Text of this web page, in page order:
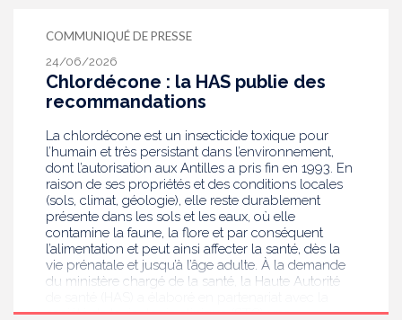
COMMUNIQUÉ DE PRESSE
24/06/2026
Chlordécone : la HAS publie des
recommandations
La chlordécone est un insecticide toxique pour
l’humain et très persistant dans l’environnement,
dont l’autorisation aux Antilles a pris fin en 1993. En
raison de ses propriétés et des conditions locales
(sols, climat, géologie), elle reste durablement
présente dans les sols et les eaux, où elle
contamine la faune, la flore et par conséquent
l’alimentation et peut ainsi affecter la santé, dès la
vie prénatale et jusqu’à l’âge adulte. À la demande
du ministère chargé de la santé, la Haute Autorité
société de toxicologie clinique (STC) une